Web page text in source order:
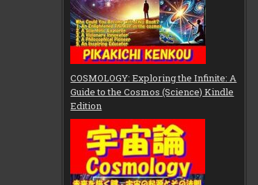
COSMOLOGY: Exploring the Infinite: A
Guide to the Cosmos (Science) Kindle
Edition